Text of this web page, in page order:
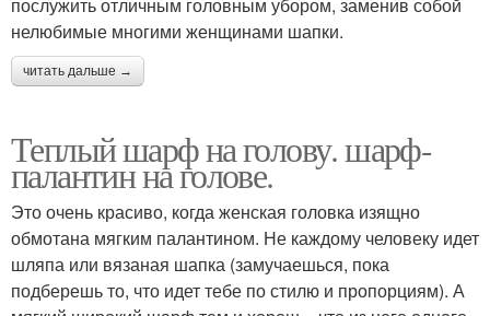
послужить отличным головным убором, заменив собой
нелюбимые многими женщинами шапки.
читать дальше →
Теплый шарф на голову. шарф-
палантин на голове.
Это очень красиво, когда женская головка изящно
обмотана мягким палантином. Не каждому человеку идет
шляпа или вязаная шапка (замучаешься, пока
подберешь то, что идет тебе по стилю и пропорциям). А